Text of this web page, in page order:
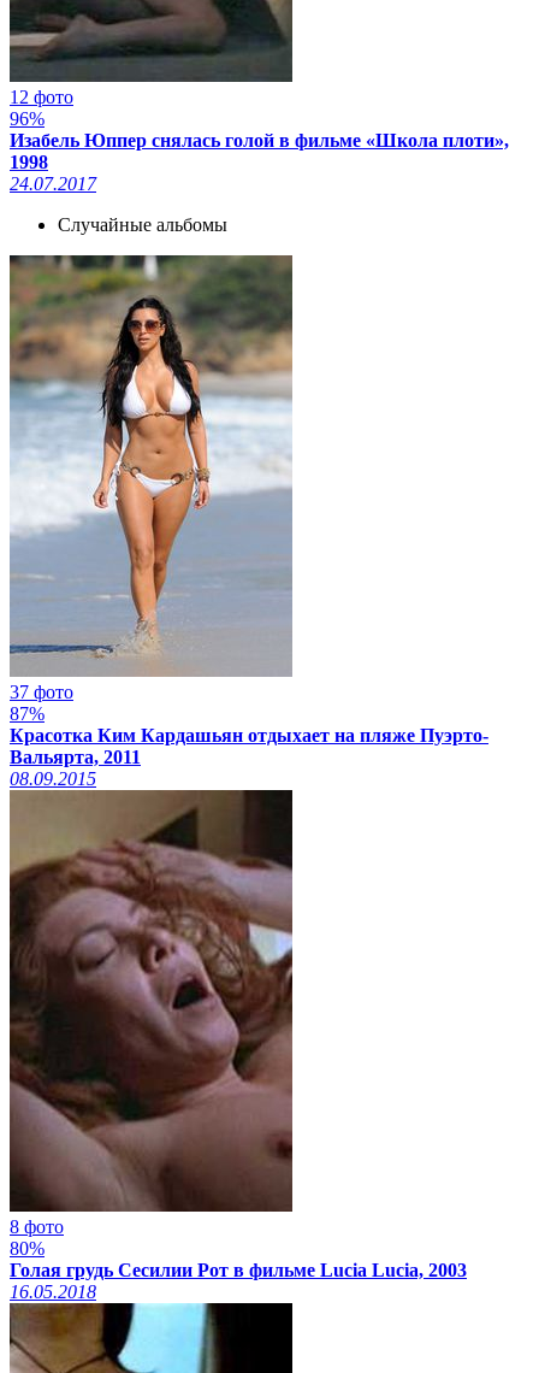
12 фото
96%
Изабель Юппер снялась голой в фильме «Школа плоти»,
1998
24.07.2017
Случайные альбомы
37 фото
87%
Красотка Ким Кардашьян отдыхает на пляже Пуэрто-
Вальярта, 2011
08.09.2015
8 фото
80%
Голая грудь Сесилии Рот в фильме Lucia Lucia, 2003
16.05.2018